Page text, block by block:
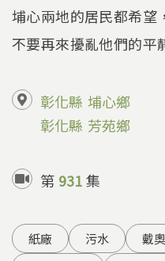
埔心兩地的居民都希望
不要再來擾亂他們的平
彰化縣 埔心鄉
彰化縣 芳苑鄉
第 931集
紙廠 污水 戴